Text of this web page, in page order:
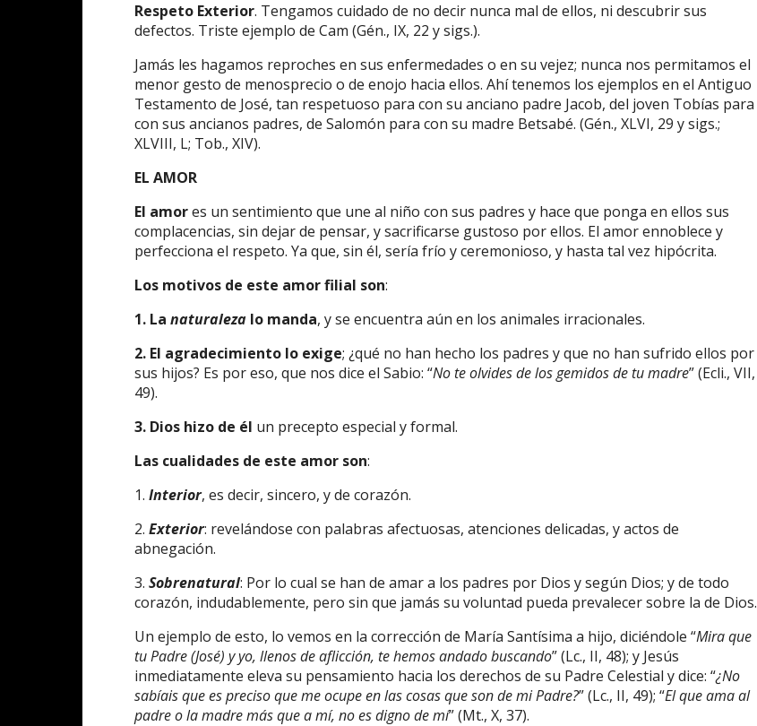
Respeto Exterior. Tengamos cuidado de no decir nunca mal de ellos, ni descubrir sus
defectos. Triste ejemplo de Cam (Gén., IX, 22 y sigs.).
Jamás les hagamos reproches en sus enfermedades o en su vejez; nunca nos permitamos el
menor gesto de menosprecio o de enojo hacia ellos. Ahí tenemos los ejemplos en el Antiguo
Testamento de José, tan respetuoso para con su anciano padre Jacob, del joven Tobías para
con sus ancianos padres, de Salomón para con su madre Betsabé. (Gén., XLVI, 29 y sigs.;
XLVIII, L; Tob., XIV).
EL AMOR
El amores un sentimiento que une al niño con sus padres y hace que ponga en ellos sus
complacencias, sin dejar de pensar, y sacrificarse gustoso por ellos. El amor ennoblece y
perfecciona el respeto. Ya que, sin él, sería frío y ceremonioso, y hasta tal vez hipócrita.
Los motivos de este amor filial son:
1. La naturaleza lo manda, y se encuentra aún en los animales irracionales.
2. El agradecimiento lo exige; ¿qué no han hecho los padres y que no han sufrido ellos por
sus hijos? Es por eso, que nos dice el Sabio: “No te olvides de los gemidos de tu madre” (Ecli., VII,
49).
3. Dios hizo de él un precepto especial y formal.
Las cualidades de este amor son:
1. Interior, es decir, sincero, y de corazón.
2. Exterior: revelándose con palabras afectuosas, atenciones delicadas, y actos de
abnegación.
3. Sobrenatural: Por lo cual se han de amar a los padres por Dios y según Dios; y de todo
corazón, indudablemente, pero sin que jamás su voluntad pueda prevalecer sobre la de Dios.
Un ejemplo de esto, lo vemos en la corrección de María Santísima a hijo, diciéndole “Mira que
tu Padre (José) y yo, llenos de aflicción, te hemos andado buscando” (Lc., II, 48); y Jesús
inmediatamente eleva su pensamiento hacia los derechos de su Padre Celestial y dice: “¿No
sabíais que es preciso que me ocupe en las cosas que son de mi Padre?” (Lc., II, 49); “El que ama al
padre o la madre más que a mí, no es digno de mí” (Mt., X, 37).